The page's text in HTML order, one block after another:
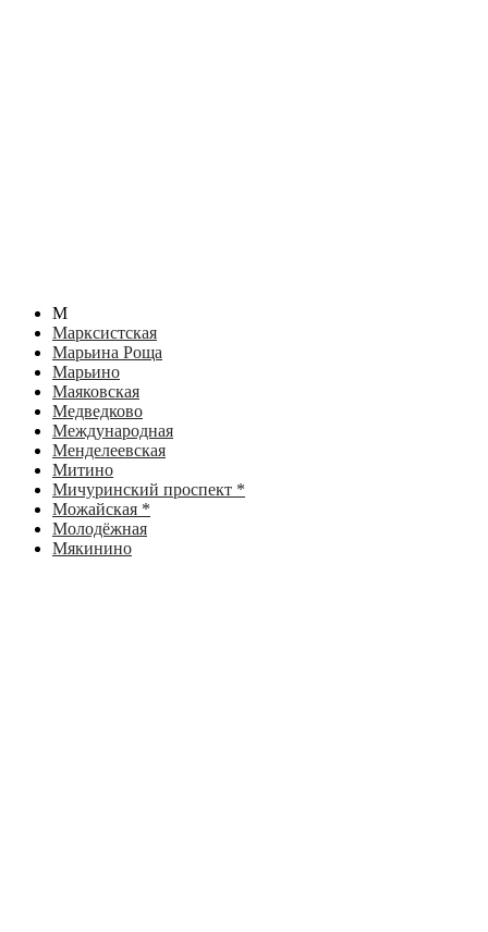
М
Марксистская
Марьина Роща
Марьино
Маяковская
Медведково
Международная
Менделеевская
Митино
Мичуринский проспект *
Можайская *
Молодёжная
Мякинино